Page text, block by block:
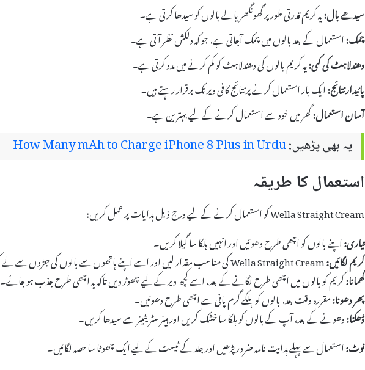
سیدھے بال:یہ کریم قدرتی طور پر گھونگھریالے بالوں کو سیدھا کرتی ہے۔
چمک:استعمال کے بعد بالوں میں چمک آجاتی ہے، جو کہ دلکش نظر آتی ہے۔
دھندلاہٹ کی کمی:یہ کریم بالوں کی دھندلاہٹ کو کم کرنے میں مدد کرتی ہے۔
پائیدار نتائج:ایک بار استعمال کرنے پر نتائج کافی دیر تک برقرار رہتے ہیں۔
آسان استعمال:گھر میں خود سے استعمال کرنے کے لیے بہترین ہے۔
یہ بھی پڑھیں:How Many mAh to Charge iPhone 8 Plus in Urdu
استعمال کا طریقہ
Wella Straight Cream کو استعمال کرنے کے لیے درج ذیل ہدایات پر عمل کریں:
تیاری:اپنے بالوں کو اچھی طرح دھوئیں اور انہیں ہلکا سا گیلا کریں۔
کریم لگائیں:
گھمانا:کریم کو بالوں میں اچھی طرح لگانے کے بعد، اسے کچھ دیر کے لیے چھوڑ دیں تاکہ یہ اچھی طرح جذب ہو جائے۔
پھر دھونا:مقررہ وقت بعد، بالوں کو ہلکے گرم پانی سے اچھی طرح دھوئیں۔
ڈھکنا:دھونے کے بعد، آپ کے بالوں کو ہلکا سا خشک کریں اور ہیئر سٹریٹینر سے سیدھا کریں۔
نوٹ:استعمال سے پہلے ہدایت نامہ ضرور پڑھیں اور جلد کے ٹیسٹ کے لیے ایک چھوٹا سا حصہ لگائیں۔